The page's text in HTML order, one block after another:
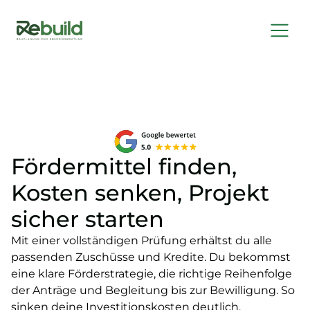
Fördermittel finden,
Kosten senken, Projekt
sicher starten
Mit einer vollständigen Prüfung erhältst du alle
passenden Zuschüsse und Kredite. Du bekommst
eine klare Förderstrategie, die richtige Reihenfolge
der Anträge und Begleitung bis zur Bewilligung. So
sinken deine Investitionskosten deutlich.